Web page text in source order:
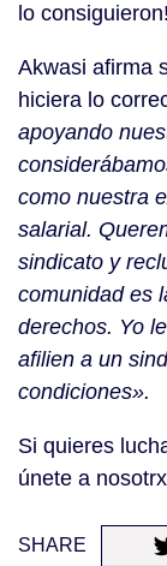
lo consiguieron!
Akwasi afirma
hiciera lo
apoyando
como nuestra
salarial.
sindicato y
comunidad es
derechos. Yo
afilien a un
condiciones».
Si quieres
únete a
SHARE